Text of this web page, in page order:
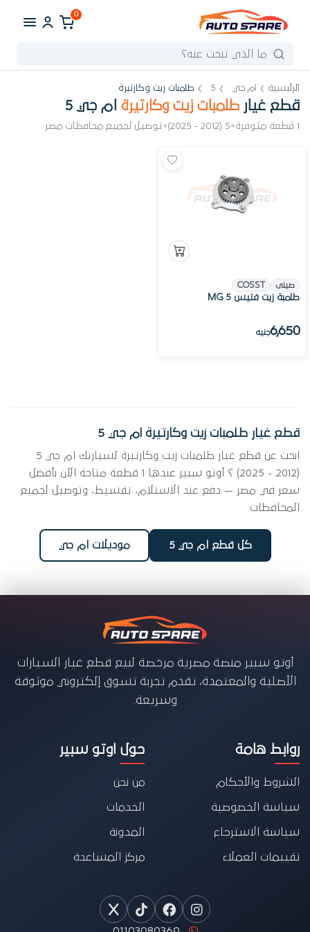
0
الرئيسية ام جي 5 طلمبات زيت وكارتيرة
قطع غيار طلمبات زيت وكارتيرة ام جي 5
1 قطعة متوفرة •
5 (2012 - 2025)
•توصيل لجميع محافظات مصر
صينى COSST
طلمبة زيت فتيس MG 5
6,650جنيه
قطع غيار طلمبات زيت وكارتيرة ام جي 5
ابحث عن قطع غيار طلمبات زيت وكارتيرة لسيارتك ام جي 5
(2012 - 2025) ؟ أوتو سبير عندها 1 قطعة متاحة الآن بأفضل
سعر في مصر — دفع عند الاستلام، تقسيط، وتوصيل لجميع
المحافظات.
كل قطع ام جي 5 موديلات ام جي
أوتو سبير منصة مصرية مرخصة لبيع قطع غيار السيارات
الأصلية والمعتمدة، تقدم تجربة تسوق إلكتروني موثوقة
وسريعة.
روابط هامة
الشروط والأحكام
سياسة الخصوصية
سياسة الاسترجاع
تقييمات العملاء
حول اوتو سبير
من نحن
الخدمات
المدونة
مركز المساعدة